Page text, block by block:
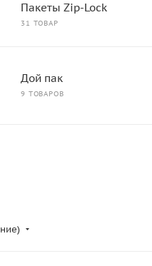
Пакеты Zip-Lock
31 ТОВАР
Дой пак
9 ТОВАРОВ